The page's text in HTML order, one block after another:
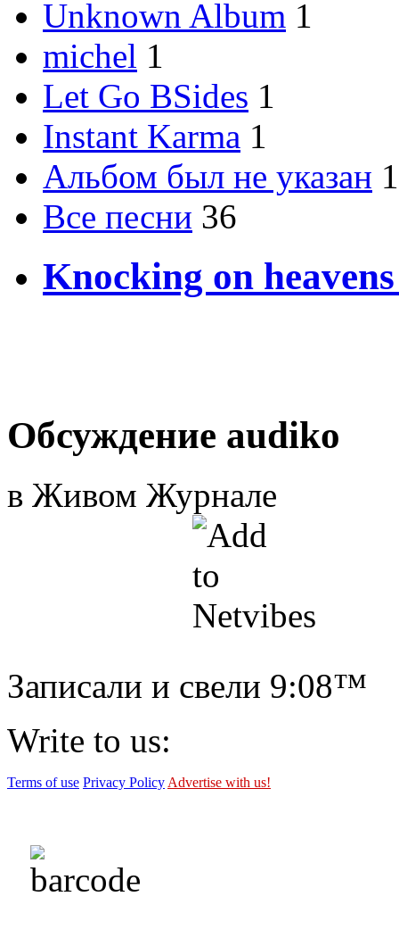
Unknown Album 1
michel 1
Let Go BSides 1
Instant Karma 1
Альбом был не указан
Все песни 36
Knocking on
Обсуждение audiko
в Живом Журнале
Записали и свели 9:08™
Write to us:
Terms of use Privacy Policy Advertise with us!